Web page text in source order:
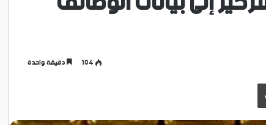
104
دقيقة واحدة
طباعة